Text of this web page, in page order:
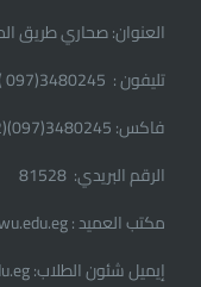
العنوان: صحاري طريق
تليفون : 3480245(097 )(2
فاكس: 3480245(097)(2
الرقم البريدي: 81528
مكتب العميد : dean.secretary@agr.aswu.edu.eg
إيميل شئون الطلاب: vde@agr.aswu.edu.eg